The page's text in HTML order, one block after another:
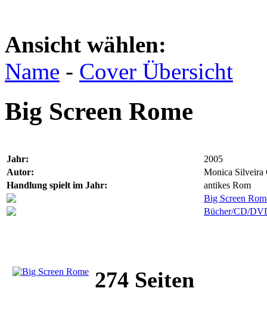
Ansicht wählen:
Name - Cover Übersicht
Big Screen Rome
Jahr:
2005
Autor:
Monica Silveira
Handlung spielt im Jahr:
antikes Rom
Big Screen
Bücher/CD/
274 Seiten